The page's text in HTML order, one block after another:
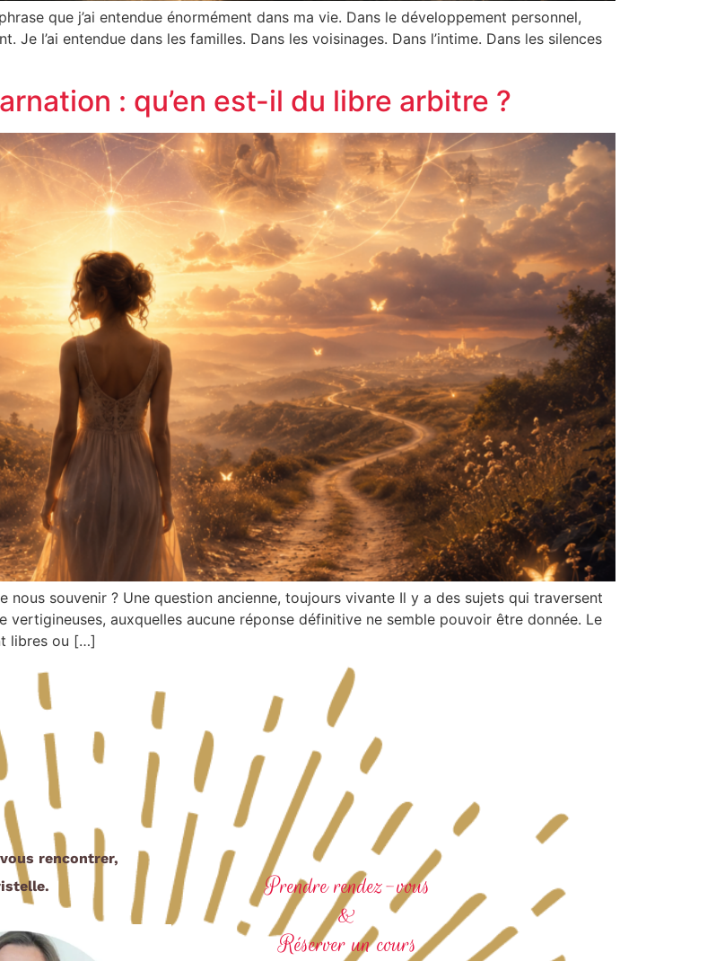
que j’ai entendue énormément dans ma vie. Dans le développement personnel,
l’ai entendue dans les familles. Dans les voisinages. Dans l’intime. Dans les silences
: qu’en est-il du libre arbitre ?
souvenir ? Une question ancienne, toujours vivante Il y a des sujets qui traversent
vertigineuses, auxquelles aucune réponse définitive ne semble pouvoir être donnée. Le
libres ou […]
rencontrer,
Prendre rendez-vous
&
Réserver un cours